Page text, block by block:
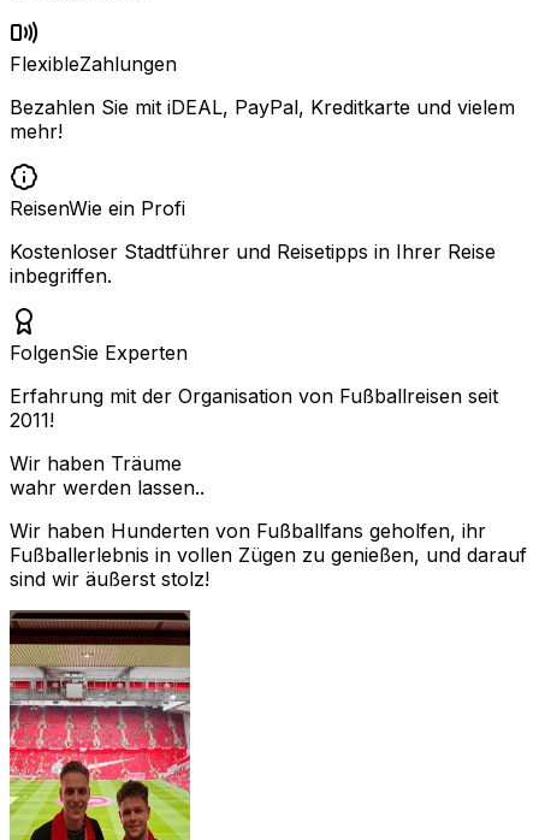
FlexibleZahlungen
Bezahlen Sie mit iDEAL, PayPal, Kreditkarte und vielem
mehr!
ReisenWie ein Profi
Kostenloser Stadtführer und Reisetipps in Ihrer Reise
inbegriffen.
FolgenSie Experten
Erfahrung mit der Organisation von Fußballreisen seit
2011!
Wir haben Träume
wahr werden lassen..
Wir haben Hunderten von Fußballfans geholfen, ihr
Fußballerlebnis in vollen Zügen zu genießen, und darauf
sind wir äußerst stolz!